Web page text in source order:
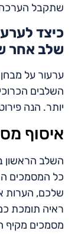
שתקבל הערכה
כיצד
שלב אחר
ערעור על
השלבים
יותר. הנה
איסוף
השלב הראשון
כל המסמכים
שלכם, הערות
ראיה תומכת
מסמכים מקיף